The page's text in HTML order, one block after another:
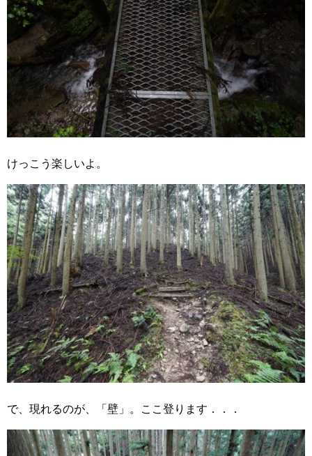
けっこう楽しいよ。
で、現れるのが、「壁」。ここ登ります．．．